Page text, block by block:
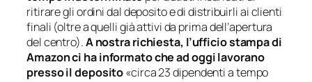
ritirare gli ordini dal deposito e di distribuirli ai clienti
finali (oltre a quelli già attivi da prima dell’apertura
del centro).A nostra richiesta, l’ufficio stampa di
Amazon ci ha informato che ad oggi lavorano
presso il deposito«circa 23 dipendenti a tempo